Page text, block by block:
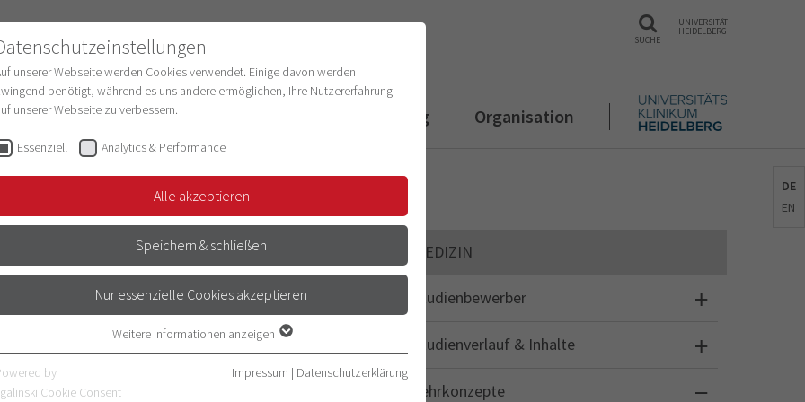
SUCHE
UNIVERSITÄT
HEIDELBERG
Struktur & Entwicklung Digitalisierung Organisation
den Studiengängen Humanmedizin
Gesundheitsversorgung
an, in
Diagnoseberufe parallel zur
MEDIZIN
Studienbewerber
Studienverlauf & Inhalte
Lehrkonzepte
DE
EN
unserer Webseite werden Cookies verwendet. Einige davon werden
benötigt, während es uns andere ermöglichen, Ihre Nutzererfahrung
unserer Webseite zu verbessern.
Essenziell Analytics & Performance
Alle akzeptieren
Speichern & schließen
Nur essenzielle Cookies akzeptieren
Essenzielle Cookies werden für grundlegende Funktionen der Webseite
benötigt. Dadurch ist gewährleistet, dass die Webseite einwandfrei
Weitere Informationen anzeigen
by
Cookie Consent
Impressum | Datenschutzerklärung